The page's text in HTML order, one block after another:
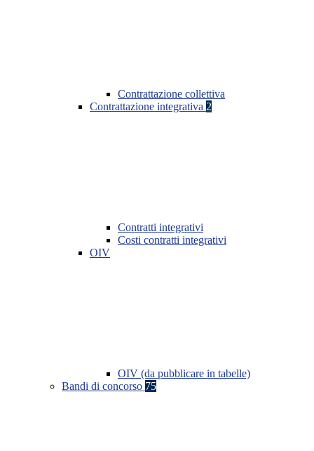
Contrattazione collettiva
Contrattazione integrativa 2
Contratti integrativi
Costi contratti integrativi
OIV
OIV (da pubblicare in tabelle)
Bandi di concorso 75